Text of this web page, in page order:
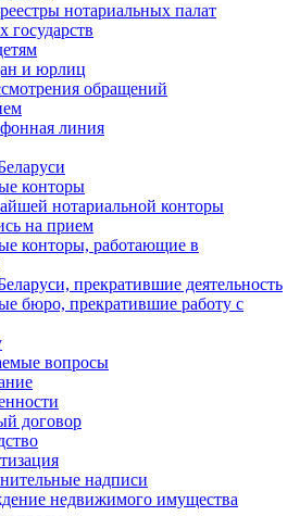
нотариальных палат
государств
и юрлиц
обращений
линия
конторы
нотариальной конторы
на прием
конторы, работающие в
прекратившие деятельность
бюро, прекратившие работу с
вопросы
договор
надписи
недвижимого имущества